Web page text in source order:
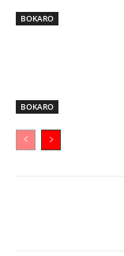
BOKARO
BOKARO